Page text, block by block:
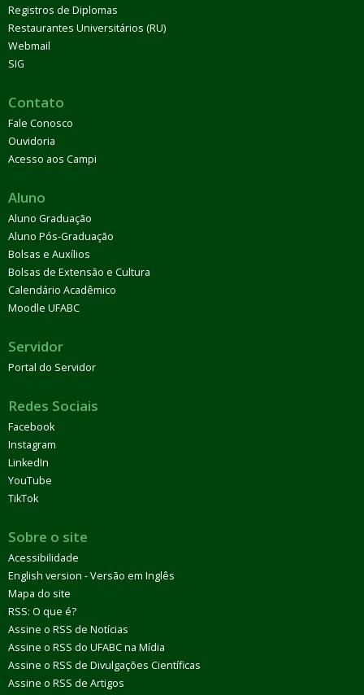
Registros de Diplomas
Restaurantes Universitários (RU)
Webmail
SIG
Contato
Fale Conosco
Ouvidoria
Acesso aos Campi
Aluno
Aluno Graduação
Aluno Pós-Graduação
Bolsas e Auxílios
Bolsas de Extensão e Cultura
Calendário Acadêmico
Moodle UFABC
Servidor
Portal do Servidor
Redes Sociais
Facebook
Instagram
LinkedIn
YouTube
TikTok
Sobre o site
Acessibilidade
English version - Versão em Inglês
Mapa do site
RSS: O que é?
Assine o RSS de Notícias
Assine o RSS do UFABC na Mídia
Assine o RSS de Divulgações Científicas
Assine o RSS de Artigos